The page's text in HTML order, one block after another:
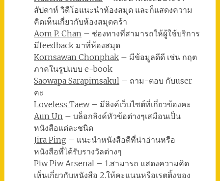
สัปดาห์ วิดีโอแนะนำห้องสมุด และก็แสดงความ
คิดเห็นเกี่ยวกับห้องสมุดคร้า
Aom P. Chan – ช่องทางที่สามารถให้ผู้ใช้บริการ
มีfeedback มาที่ห้องสมุด
Kornsawan Chonphak– มีข้อมูลดีดี เช่น กฤต
ภาคในรูปแบบ e-book
Saowapa Sarapimsakul – ถาม-ตอบ กับuser
คะ
Loveless Taew– มีลิงค์เว็บไซต์ที่เกี่ยวข้องคะ
Aun Un – บล็อกลิงค์หัวข้อต่างๆเสมือนเป็น
หนังสือแต่ละชนิด
Jira Ping – แนะนำหนังสือดีที่น่าอ่านหรือ
หนังสือที่ได้รับรางวัลต่างๆ
Piw Piw Arsenal – 1.สามารถ แสดงความคิด
เห็นเกี่ยวกับหนังสือ 2.ให้คะแนนหรือเรตติ้งของ